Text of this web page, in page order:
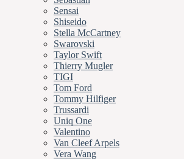
Sensai
Shiseido
Stella McCartney
Swarovski
Taylor Swift
Thierry Mugler
TIGI
Tom Ford
Tommy Hilfiger
Trussardi
Uniq One
Valentino
Van Cleef Arpels
Vera Wang